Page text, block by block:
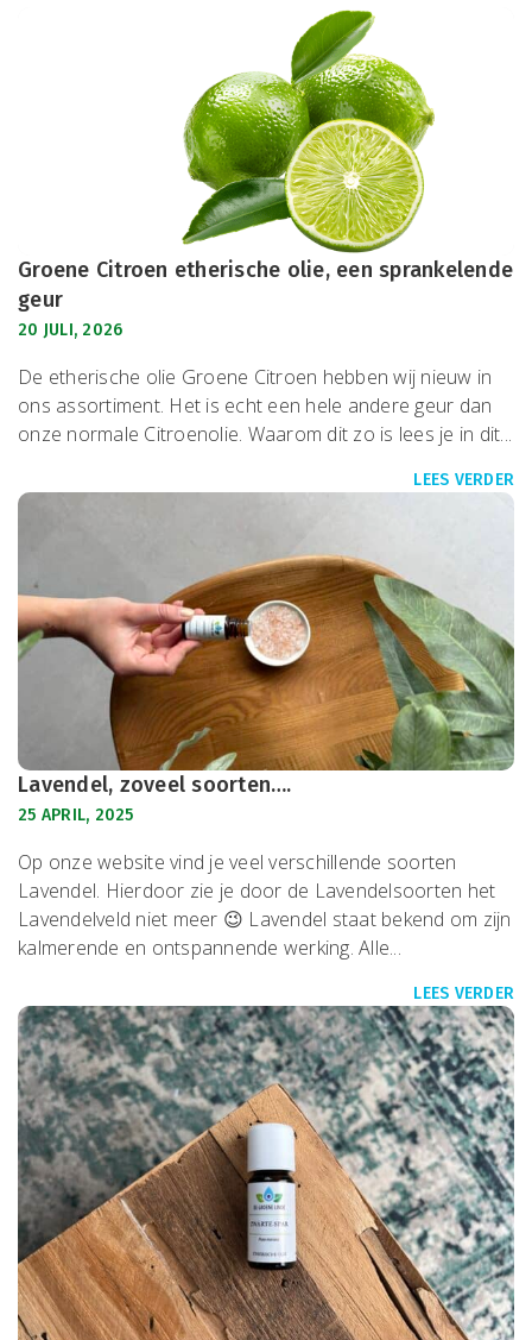
Groene Citroen etherische olie, een sprankelende
geur
20 JULI, 2026
De etherische olie Groene Citroen hebben wij nieuw in
ons assortiment. Het is echt een hele andere geur dan
onze normale Citroenolie. Waarom dit zo is lees je in dit...
LEES VERDER
Lavendel, zoveel soorten….
25 APRIL, 2025
Op onze website vind je veel verschillende soorten
Lavendel. Hierdoor zie je door de Lavendelsoorten het
Lavendelveld niet meer 😉 Lavendel staat bekend om zijn
kalmerende en ontspannende werking. Alle...
LEES VERDER